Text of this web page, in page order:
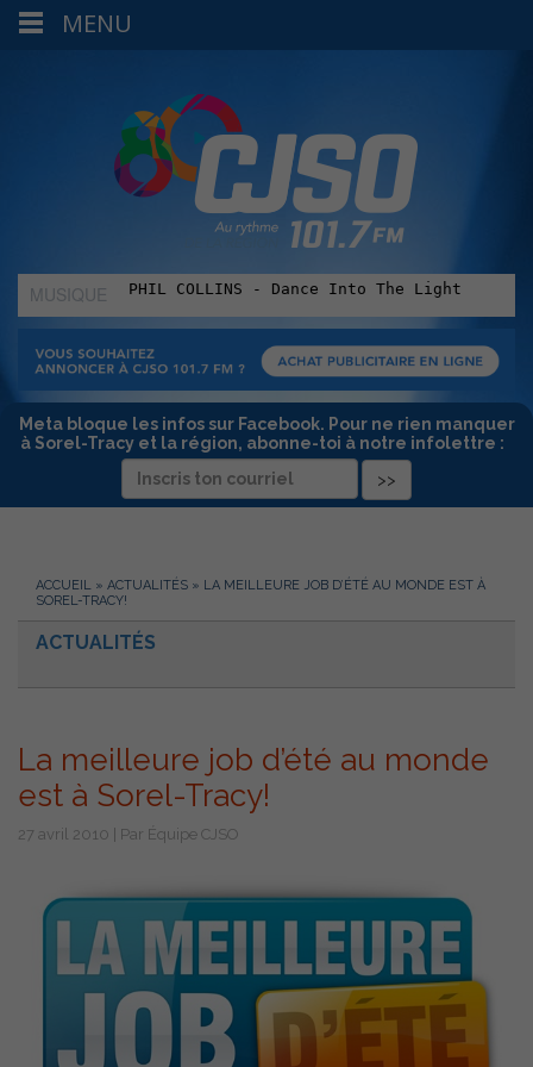
MUSIQUE
:
Meta bloque les infos sur Facebook. Pour ne rien manquer
à Sorel-Tracy et la région, abonne-toi à notre infolettre :
ACCUEIL » ACTUALITÉS » LA MEILLEURE JOB D’ÉTÉ AU MONDE EST À
SOREL-TRACY!
ACTUALITÉS
La meilleure job d’été au monde
est à Sorel-Tracy!
27 avril 2010 | Par Équipe CJSO
MENU